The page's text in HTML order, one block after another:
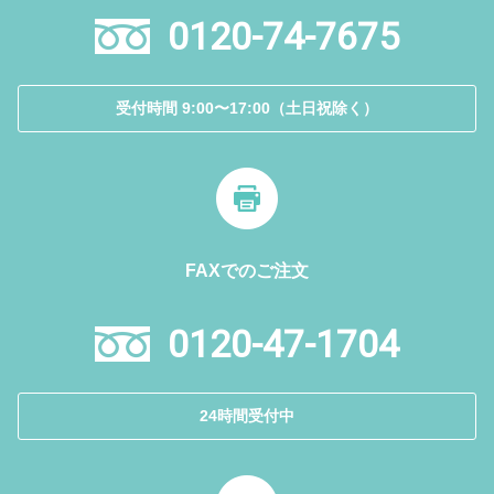
0120-74-7675
受付時間 9:00〜17:00（土日祝除く）
FAXでのご注文
0120-47-1704
24時間受付中